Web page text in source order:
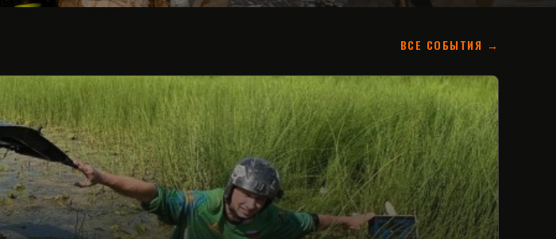
ВСЕ СОБЫТИЯ →